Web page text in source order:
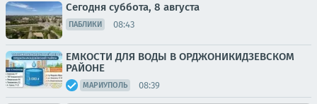
Сегодня суббота, 8 августа
ПАБЛИКИ 08:43
ЕМКОСТИ ДЛЯ ВОДЫ В ОРДЖОНИКИДЗЕВСКОМ
РАЙОНЕ
МАРИУПОЛЬ 08:39